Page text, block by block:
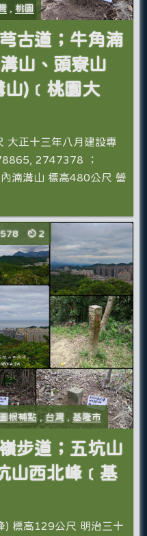
, 桃園
古道；牛角湳
山、頭寮山
山)﹝桃園大
大正十三年八月建設專
2747378 ；
湳溝山 標高480公尺 營
2
根補點,台灣 ,基隆市
步道；五坑山
山西北峰﹝基
) 標高129公尺 明治三十